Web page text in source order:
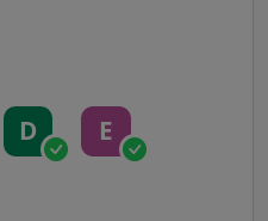
D E